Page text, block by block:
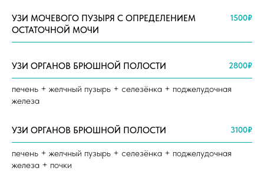
УЗИ МОЧЕВОГО ПУЗЫРЯ С ОПРЕДЕЛЕНИЕМ
ОСТАТОЧНОЙ МОЧИ
1500₽
УЗИ ОРГАНОВ БРЮШНОЙ ПОЛОСТИ 2800₽
печень + желчный пузырь + селезёнка + поджелудочная
железа
УЗИ ОРГАНОВ БРЮШНОЙ ПОЛОСТИ 3100₽
печень + желчный пузырь + селезёнка + поджелудочная
железа + почки